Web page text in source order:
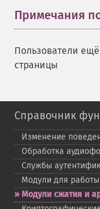
Примечания
Пользователи
страницы
Справочник
Изменение
Обработка
Службы
Модули для
Модули сжатия и